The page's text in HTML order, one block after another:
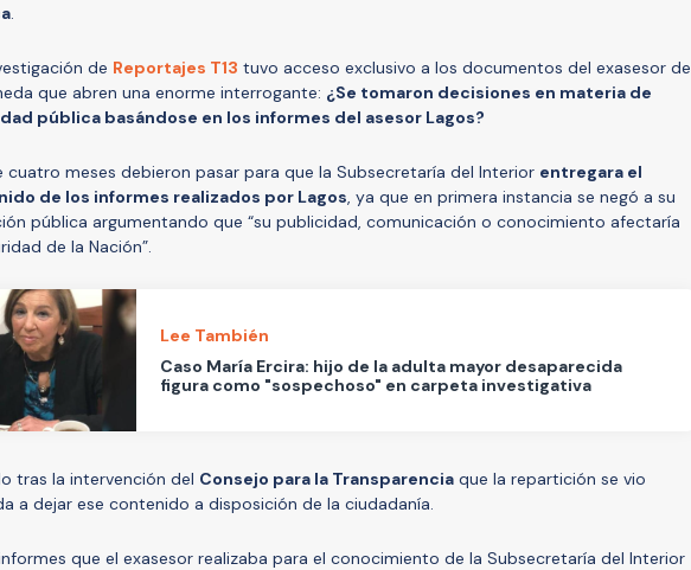
.
de Reportajes T13 tuvo acceso exclusivo a los documentos del exasesor de
que abren una enorme interrogante: ¿Se tomaron decisiones en materia de
pública basándose en los informes del asesor Lagos?
cuatro meses debieron pasar para que la Subsecretaría del Interior entregara el
de los informes realizados por Lagos, ya que en primera instancia se negó a su
pública argumentando que “su publicidad, comunicación o conocimiento afectaría
de la Nación”.
Lee También
Caso María Ercira: hijo de la adulta mayor desaparecida
figura como "sospechoso" en carpeta investigativa
tras la intervención del Consejo para la Transparencia que la repartición se vio
a dejar ese contenido a disposición de la ciudadanía.
que el exasesor realizaba para el conocimiento de la Subsecretaría del Interior